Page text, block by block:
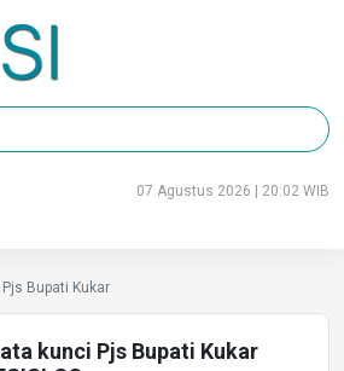
07 Agustus 2026 | 20:02 WIB
Pjs Bupati Kukar
kunci Pjs Bupati Kukar